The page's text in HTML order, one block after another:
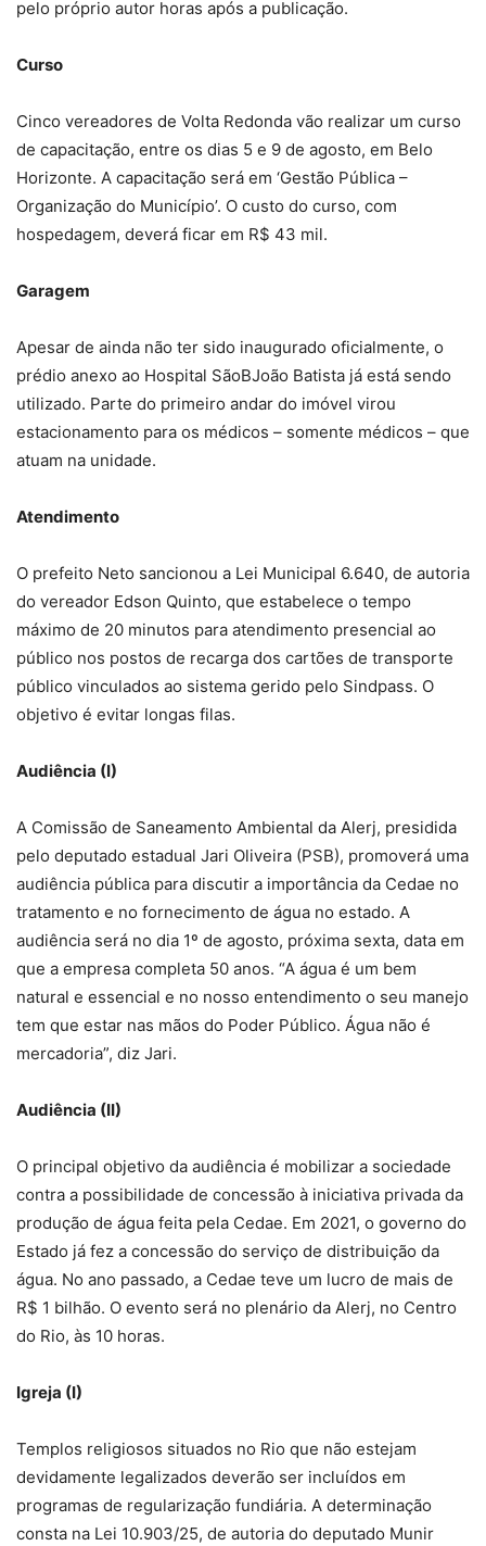
pelo próprio autor horas após a publicação.
Curso
Cinco vereadores de Volta Redonda vão realizar um curso
de capacitação, entre os dias 5 e 9 de agosto, em Belo
Horizonte. A capacitação será em ‘Gestão Pública –
Organização do Município’. O custo do curso, com
hospedagem, deverá ficar em R$ 43 mil.
Garagem
Apesar de ainda não ter sido inaugurado oficialmente, o
prédio anexo ao Hospital SãoBJoão Batista já está sendo
utilizado. Parte do primeiro andar do imóvel virou
estacionamento para os médicos – somente médicos – que
atuam na unidade.
Atendimento
O prefeito Neto sancionou a Lei Municipal 6.640, de autoria
do vereador Edson Quinto, que estabelece o tempo
máximo de 20 minutos para atendimento presencial ao
público nos postos de recarga dos cartões de transporte
público vinculados ao sistema gerido pelo Sindpass. O
objetivo é evitar longas filas.
Audiência (I)
A Comissão de Saneamento Ambiental da Alerj, presidida
pelo deputado estadual Jari Oliveira (PSB), promoverá uma
audiência pública para discutir a importância da Cedae no
tratamento e no fornecimento de água no estado. A
audiência será no dia 1º de agosto, próxima sexta, data em
que a empresa completa 50 anos. “A água é um bem
natural e essencial e no nosso entendimento o seu manejo
tem que estar nas mãos do Poder Público. Água não é
mercadoria”, diz Jari.
Audiência (II)
O principal objetivo da audiência é mobilizar a sociedade
contra a possibilidade de concessão à iniciativa privada da
produção de água feita pela Cedae. Em 2021, o governo do
Estado já fez a concessão do serviço de distribuição da
água. No ano passado, a Cedae teve um lucro de mais de
R$ 1 bilhão. O evento será no plenário da Alerj, no Centro
do Rio, às 10 horas.
Igreja (I)
Templos religiosos situados no Rio que não estejam
devidamente legalizados deverão ser incluídos em
programas de regularização fundiária. A determinação
consta na Lei 10.903/25, de autoria do deputado Munir